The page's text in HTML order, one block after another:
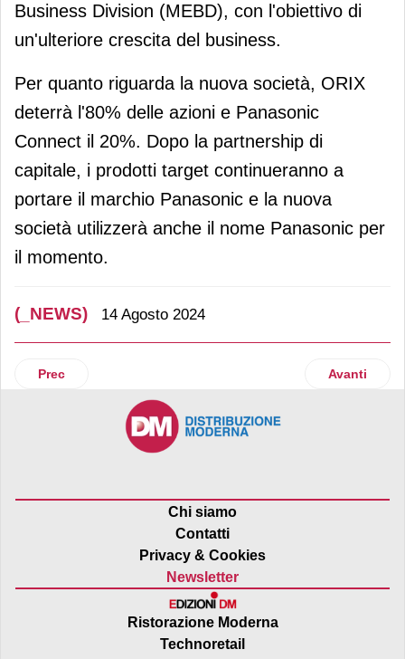
Business Division (MEBD), con l'obiettivo di
un'ulteriore crescita del business.
Per quanto riguarda la nuova società, ORIX
deterrà l'80% delle azioni e Panasonic
Connect il 20%. Dopo la partnership di
capitale, i prodotti target continueranno a
portare il marchio Panasonic e la nuova
società utilizzerà anche il nome Panasonic per
il momento.
(_NEWS) 14 Agosto 2024
Articolo precedente: Gruppo Mondadori: opzioni di
Prec Articolo
Avanti
Chi siamo
Contatti
Privacy & Cookies
Newsletter
Ristorazione Moderna
Technoretail